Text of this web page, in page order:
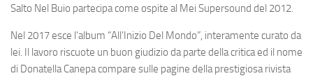
Salto Nel Buio partecipa come ospite al Mei Supersound del 2012.
Nel 2017 esce l’album “All’Inizio Del Mondo”, interamente curato da
lei. Il lavoro riscuote un buon giudizio da parte della critica ed il nome
di Donatella Canepa compare sulle pagine della prestigiosa rivista